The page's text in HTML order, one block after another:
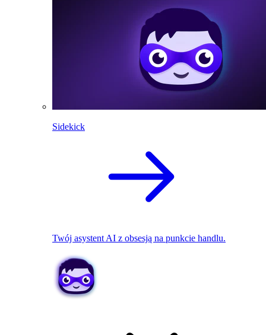
Sidekick
Twój asystent AI z obsesją na punkcie handlu.